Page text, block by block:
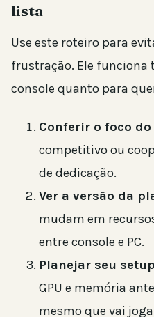
lista
Use este roteiro para
frustração. Ele funciona
console quanto para
Conferir o foco
competitivo ou
de dedicação.
Ver a versão da
mudam em
entre console e PC.
Planejar seu
GPU e memória
mesmo que vai